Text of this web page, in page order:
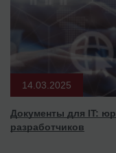
14.03.2025
Документы для IT:
разработчиков